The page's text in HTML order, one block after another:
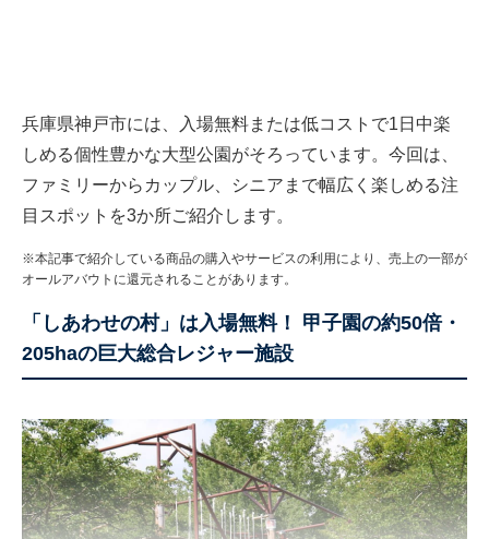
兵庫県神戸市には、入場無料または低コストで1日中楽
しめる個性豊かな大型公園がそろっています。今回は、
ファミリーからカップル、シニアまで幅広く楽しめる注
目スポットを3か所ご紹介します。
※本記事で紹介している商品の購入やサービスの利用により、売上の一部が
オールアバウトに還元されることがあります。
「しあわせの村」は入場無料！ 甲子園の約50倍・
205haの巨大総合レジャー施設